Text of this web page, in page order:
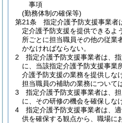
事項
(勤務体制の確保等)
第21条
指定介護予防支援事業者
定介護予防支援を提供できるよ
所ごとに担当職員その他の従業
かなければならない。
2
指定介護予防支援事業者は、
に、当該指定介護予防支援事業
介護予防支援の業務を提供しな
担当職員の補助の業務について
3
指定介護予防支援事業者は、
に、その研修の機会を確保しな
4
指定介護予防支援事業者は、
供を確保する観点から、職場に